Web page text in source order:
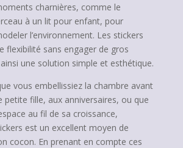
charnières, comme le
à un lit pour enfant, pour
l’environnement. Les stickers
flexibilité sans engager de gros
une solution simple et esthétique.
vous embellissiez la chambre avant
petite fille, aux anniversaires, ou que
au fil de sa croissance,
est un excellent moyen de
cocon. En prenant en compte ces